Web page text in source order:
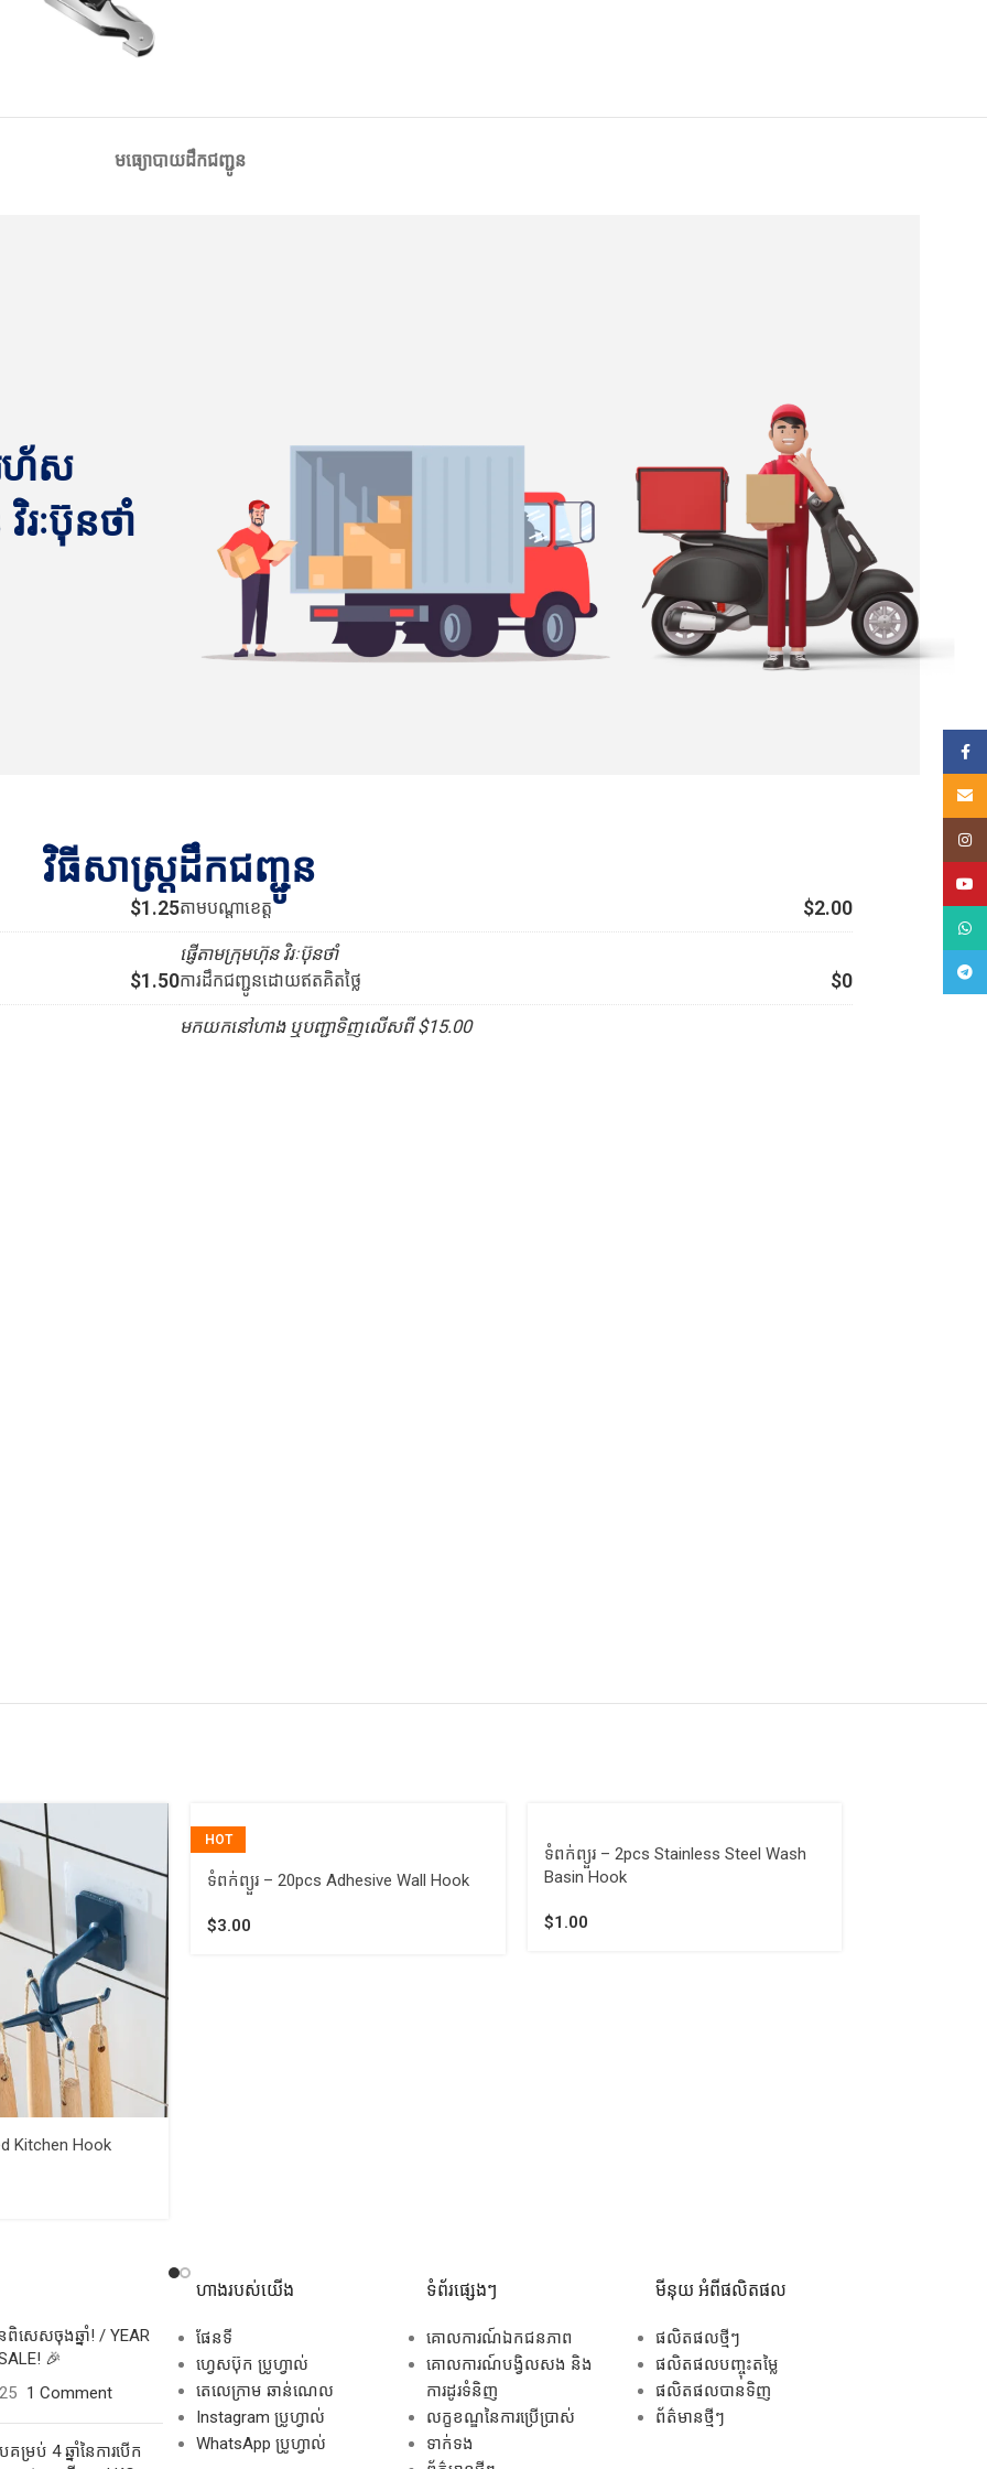
មធ្យោបាយដឹកជញ្ជូន
ហ័ស
ៈប៊ុនថាំ
វិធីសាស្រ្តដឹកជញ្ជូន
$1.25
$1.50
តាមបណ្ដាខេត្ត $2.00
ផ្ញើតាមក្រុមហ៊ុន វិរៈប៊ុនថាំ
ការដឹកជញ្ជូនដោយឥតគិតថ្លៃ
$0
មកយកនៅហាង ឬបញ្ជាទិញលើសពី $15.00
Kitchen Hook
HOT
ទំពក់ព្យួរ – 20pcs Adhesive Wall Hook
$3.00
ទំពក់ព្យួរ – 2pcs Stainless Steel Wash
Basin Hook
$1.00
សេសចុងឆ្នាំ! / YEAR
🎉
1 Comment
ម្រប់ 4 ឆ្នាំនៃការបើក
ហាងរបស់យើង
ផែនទី
ហ្វេសប៊ុក ប្រូហ្វាល់
តេលេក្រាម ឆាន់ណេល
Instagram ប្រូហ្វាល់
WhatsApp ប្រូហ្វាល់
ទំព័រផ្សេងៗ
គោលការណ៍ឯកជនភាព
គោលការណ៍បង្វិលសង និង
ការដូរទំនិញ
លក្ខខណ្ឌនៃការប្រើប្រាស់
ទាក់ទង
មីនុយ អំពីផលិតផល
ផលិតផលថ្មីៗ
ផលិតផលបញ្ចុះតម្លៃ
ផលិតផលបានទិញ
ព័ត៌មានថ្មីៗ
គណនី
Email